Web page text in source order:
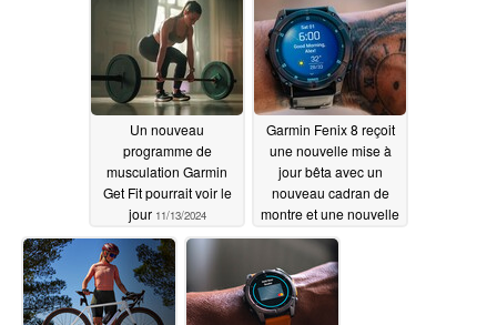
Un nouveau
programme de
musculation Garmin
Get Fit pourrait voir le
jour 11/13/2024
Garmin Fenix 8 reçoit
une nouvelle mise à
jour bêta avec un
nouveau cadran de
montre et une nouvelle
activité11/10/2024